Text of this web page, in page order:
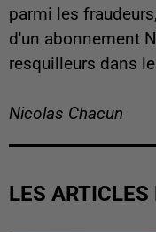
parmi les
d'un abonnement
resquilleurs dans
Nicolas Chacun
LES